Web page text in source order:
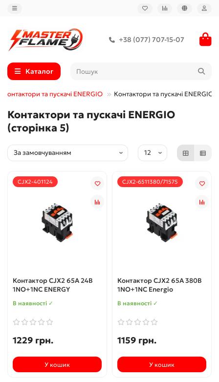
+38 (077) 707-15-07
Каталог
Контактори та пускачі ENERGIO Контактори та пускачі ENERGIO
Контактори та пускачі ENERGIO
(сторінка 5)
CJX2-401124
Контактор CJX2 65A 24В
1NO+1NC ENERGY
В наявності ✓
1229 грн.
У кошик
CJX2-6511380/71575
Контактор CJX2 65А 380В
1NO+1NC Energio
В наявності ✓
1159 грн.
У кошик